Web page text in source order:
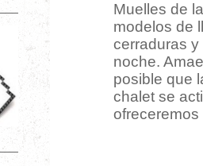
Muelles de
modelos de
cerraduras
noche.
posible que
chalet se